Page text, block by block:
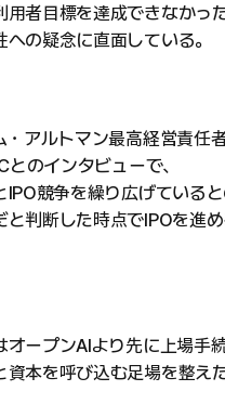
用者目標を達成できなかっ
の疑念に直面している。
アルトマン最高経営責任者
のインタビューで、
IPO競争を繰り広げている
判断した時点でIPOを進め
オープンAIより先に上場手
本を呼び込む足場を整えた